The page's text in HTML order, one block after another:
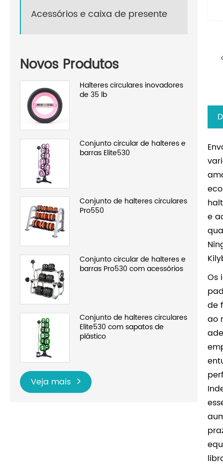
Acessórios e caixa de presente
Novos Produtos
Halteres circulares inovadores
de 35 lb
Conjunto circular de halteres e
barras Elite530
Conjunto de halteres circulares
Pro550
Conjunto circular de halteres e
barras Pro530 com acessórios
Conjunto de halteres circulares
Elite530 com sapatos de
plástico
Veja mais
e
Os
de
ao